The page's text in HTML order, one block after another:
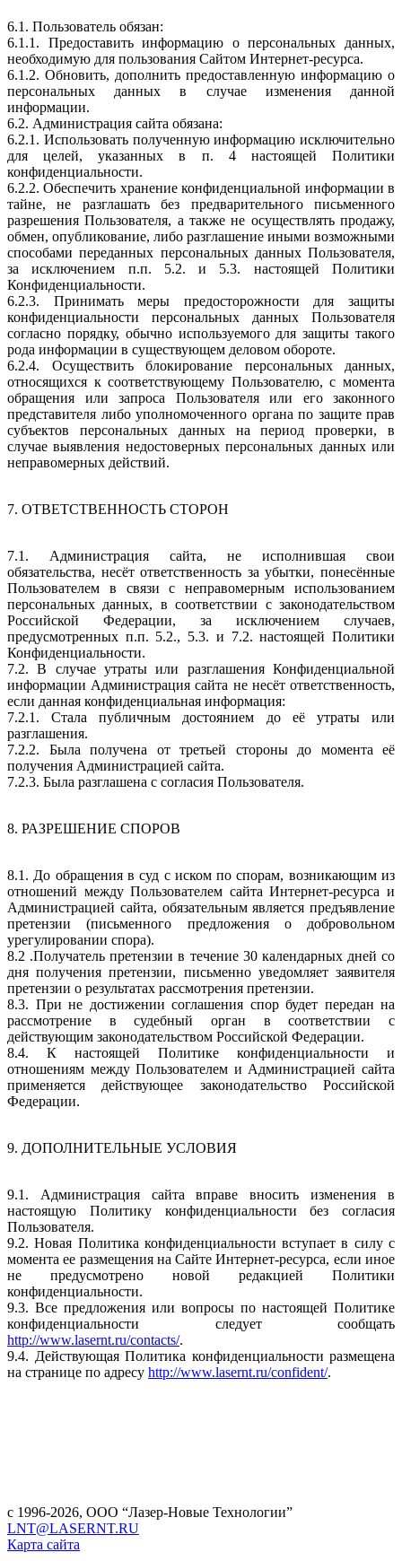
6.1. Пользователь обязан:
6.1.1. Предоставить информацию о персональных данных,
необходимую для пользования Сайтом Интернет-ресурса.
6.1.2. Обновить, дополнить предоставленную информацию о
персональных данных в случае изменения данной
информации.
6.2. Администрация сайта обязана:
6.2.1. Использовать полученную информацию исключительно
для целей, указанных в п. 4 настоящей Политики
конфиденциальности.
6.2.2. Обеспечить хранение конфиденциальной информации в
тайне, не разглашать без предварительного письменного
разрешения Пользователя, а также не осуществлять продажу,
обмен, опубликование, либо разглашение иными возможными
способами переданных персональных данных Пользователя,
за исключением п.п. 5.2. и 5.3. настоящей Политики
Конфиденциальности.
6.2.3. Принимать меры предосторожности для защиты
конфиденциальности персональных данных Пользователя
согласно порядку, обычно используемого для защиты такого
рода информации в существующем деловом обороте.
6.2.4. Осуществить блокирование персональных данных,
относящихся к соответствующему Пользователю, с момента
обращения или запроса Пользователя или его законного
представителя либо уполномоченного органа по защите прав
субъектов персональных данных на период проверки, в
случае выявления недостоверных персональных данных или
неправомерных действий.
7. ОТВЕТСТВЕННОСТЬ СТОРОН
7.1. Администрация сайта, не исполнившая свои
обязательства, несёт ответственность за убытки, понесённые
Пользователем в связи с неправомерным использованием
персональных данных, в соответствии с законодательством
Российской Федерации, за исключением случаев,
предусмотренных п.п. 5.2., 5.3. и 7.2. настоящей Политики
Конфиденциальности.
7.2. В случае утраты или разглашения Конфиденциальной
информации Администрация сайта не несёт ответственность,
если данная конфиденциальная информация:
7.2.1. Стала публичным достоянием до её утраты или
разглашения.
7.2.2. Была получена от третьей стороны до момента её
получения Администрацией сайта.
7.2.3. Была разглашена с согласия Пользователя.
8. РАЗРЕШЕНИЕ СПОРОВ
8.1. До обращения в суд с иском по спорам, возникающим из
отношений между Пользователем сайта Интернет-ресурса и
Администрацией сайта, обязательным является предъявление
претензии (письменного предложения о добровольном
урегулировании спора).
8.2 .Получатель претензии в течение 30 календарных дней со
дня получения претензии, письменно уведомляет заявителя
претензии о результатах рассмотрения претензии.
8.3. При не достижении соглашения спор будет передан на
рассмотрение в судебный орган в соответствии с
действующим законодательством Российской Федерации.
8.4. К настоящей Политике конфиденциальности и
отношениям между Пользователем и Администрацией сайта
применяется действующее законодательство Российской
Федерации.
9. ДОПОЛНИТЕЛЬНЫЕ УСЛОВИЯ
9.1. Администрация сайта вправе вносить изменения в
настоящую Политику конфиденциальности без согласия
Пользователя.
9.2. Новая Политика конфиденциальности вступает в силу с
момента ее размещения на Сайте Интернет-ресурса, если иное
не предусмотрено новой редакцией Политики
конфиденциальности.
9.3. Все предложения или вопросы по настоящей Политике
конфиденциальности следует сообщать
http://www.lasernt.ru/contacts/.
9.4. Действующая Политика конфиденциальности размещена
на странице по адресу http://www.lasernt.ru/confident/.
с 1996-2026, ООО “Лазер-Новые Технологии”
LNT@LASERNT.RU
Карта сайта